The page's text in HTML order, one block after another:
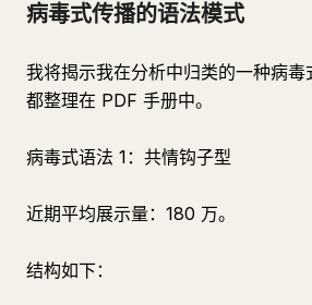
病毒式传播的语法模式
我将揭示我在分析中归类的一种病毒
都整理在 PDF 手册中。
病毒式语法 1：共情钩子型
近期平均展示量：180 万。
结构如下：